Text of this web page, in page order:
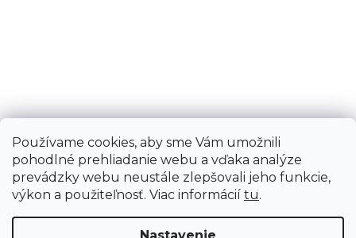
Používame cookies, aby sme Vám umožnili
pohodlné prehliadanie webu a vďaka analýze
prevádzky webu neustále zlepšovali jeho funkcie,
výkon a použiteľnosť. Viac informácií tu.
Sledovať na Instagrame
Voňavé pranie